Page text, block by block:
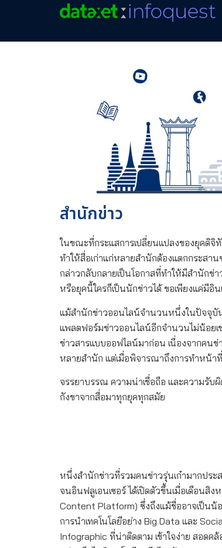
สำนักข่าว
ในขณะที่กระแสการเปลี่ยนแปลงของยุคดิ
ทำให้สื่อเก่าแก่หลายสำนักต้องแตกกระสา
กล่าวกลับกลายเป็นโอกาสที่ทำให้มีสำนักข่
หรือยุคนี้ใครก็เป็นนักข่าวได้ ขอเพียงแค่มีอิ
แม้สำนักข่าวออนไลน์จำนวนหนึ่งในปัจจุบัน
แพลตฟอร์มข่าวออนไลน์อีกจำนวนไม่น้อย
ข่าวสารแบบออฟไลน์มาก่อน เนื่องจากคน
หลายสำนัก แต่เมื่อพิจารณาถึงการทำหน้าที่
จรรยาบรรณ ความน่าเชื่อถือ และความรับ
กังขาจากสื่อมาทุกยุคทุกสมัย
หนึ่งสำนักข่าวที่รวมคนข่าวรุ่นเก๋ามากปร
จนอินฟลูเอนเซอร์ ได้เปิดตัวขึ้นเมื่อเดือน
Content Platform) ซึ่งถึงแม้ชื่ออาจเป็นน้
การนำเทคโนโลยีอย่าง Big Data และ
Infographic ที่น่าติดตาม เข้าใจง่าย สอด